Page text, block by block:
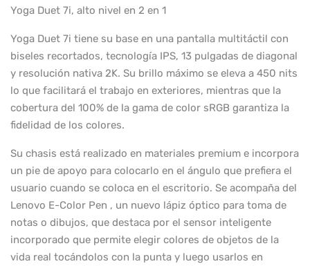
Yoga Duet 7i, alto nivel en 2 en 1
Yoga Duet 7i tiene su base en una pantalla multitáctil con
biseles recortados, tecnología IPS, 13 pulgadas de diagonal
y resolución nativa 2K. Su brillo máximo se eleva a 450 nits
lo que facilitará el trabajo en exteriores, mientras que la
cobertura del 100% de la gama de color sRGB garantiza la
fidelidad de los colores.
Su chasis está realizado en materiales premium e incorpora
un pie de apoyo para colocarlo en el ángulo que prefiera el
usuario cuando se coloca en el escritorio. Se acompaña del
Lenovo E-Color Pen , un nuevo lápiz óptico para toma de
notas o dibujos, que destaca por el sensor inteligente
incorporado que permite elegir colores de objetos de la
vida real tocándolos con la punta y luego usarlos en